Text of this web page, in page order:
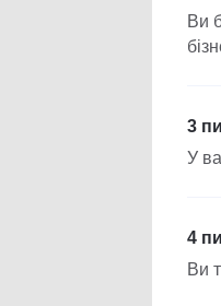
Ви
3
У
4
Ви